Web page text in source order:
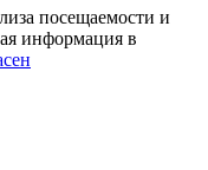
посещаемости и
информация в